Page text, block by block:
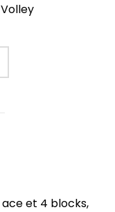
et 4 blocks,